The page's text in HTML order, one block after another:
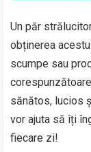
Un păr
obținerea
scumpe sau
sănătos, lucios
vor ajuta să îți
fiecare zi!